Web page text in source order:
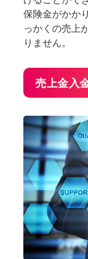
保険金がかか
っかくの売上
りません。
売上金入